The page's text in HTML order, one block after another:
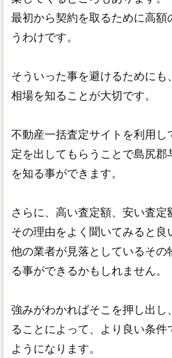
最初から契約を取るために高額
うわけです。
そういった事を避けるために
相場を知ることが大切です。
不動産一括査定サイトを利用し
定を出してもらうことで島尻
を知る事ができます。
さらに、高い査定額、安い査
その理由をよく聞いてみると良
他の業者が見落としているその
る事ができるかもしれません。
強みがわかればそこを押し出し
ることによって、より良い条件
ようになります。